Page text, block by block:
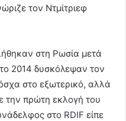
τον Ντμίτριεφ
στη Ρωσία μετά
2014 δυσκόλεψαν τον
στο εξωτερικό, αλλά
την πρώτη εκλογή του
στο RDIF είπε